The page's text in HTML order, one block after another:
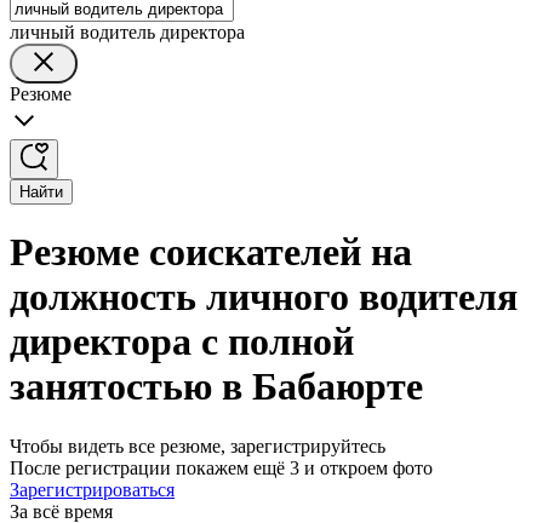
личный водитель директора
Резюме
Найти
Резюме соискателей на
должность личного водителя
директора с полной
занятостью в Бабаюрте
Чтобы видеть все резюме, зарегистрируйтесь
После регистрации покажем ещё 3 и откроем фото
Зарегистрироваться
За всё время